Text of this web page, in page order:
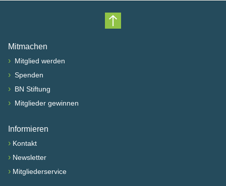
Nach oben scrollen
Mitmachen
› Mitglied werden
› Spenden
› BN Stiftung
› Mitglieder gewinnen
Informieren
› Kontakt
› Newsletter
› Mitgliederservice